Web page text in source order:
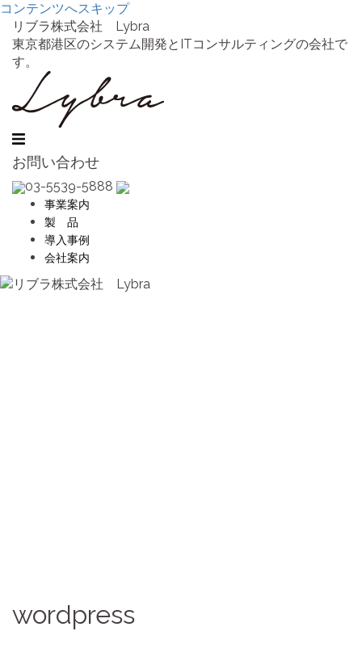
コンテンツへスキップ
リブラ株式会社 Lybra
東京都港区のシステム開発とITコンサルティングの会社で
す。
お問い合わせ
03-5539-5888
事業案内
製 品
導入事例
会社案内
wordpress